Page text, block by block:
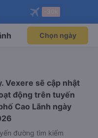
độc
Mở app
bay qua
Mở app
Chọn ngày
Vexere sẽ cập nhật
động trên tuyến
Cao Lãnh ngày
đường tìm kiếm